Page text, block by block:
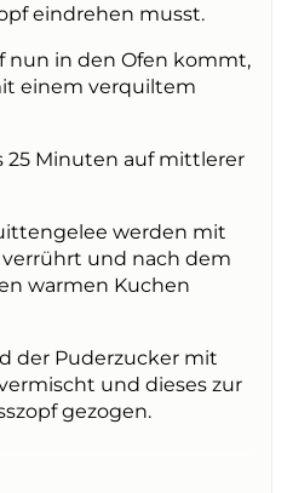
eindrehen musst.
nun in den Ofen kommt,
einem verquiltem
25 Minuten auf mittlerer
werden mit
und nach dem
warmen Kuchen
der Puderzucker mit
und dieses zur
gezogen.